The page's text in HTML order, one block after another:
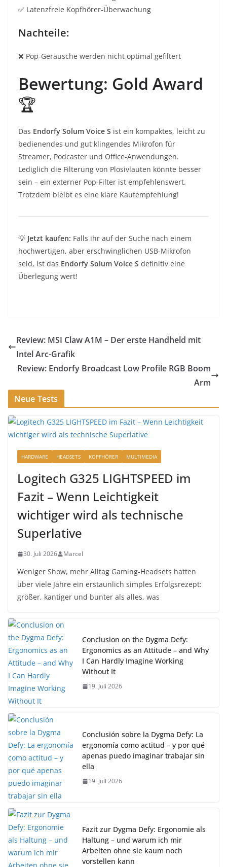
✅ Latenzfreie Kopfhörer-Überwachung
Nachteile:
❌ Pop-Geräusche werden nicht optimal gefiltert
Bewertung: Gold Award
🏆
Das Endorfy Solum Voice S ist ein kompaktes, leicht zu
bedienendes und gut klingendes Mikrofon für
Streamer, Podcaster und Office-Anwendungen.
Lediglich die Filterung von Plosivlauten könnte besser
sein – ein externer Pop-Filter ist empfehlenswert.
Trotzdem bleibt es eine klare Kaufempfehlung!
💡 Jetzt kaufen: Falls ihr auf der Suche nach einem
hochwertigen, aber erschwinglichen USB-Mikrofon
seid, ist das Endorfy Solum Voice S definitiv eine
Überlegung wert!
Review: MSI Claw A1M – Der erste Handheld mit
Intel Arc-Grafik
Review: Endorfy Broadcast Low Profile RGB Boom
Arm
Neue Tests
HARDWARE HEADSETS KOPFHÖRER MULTIMEDIA
Logitech G325 LIGHTSPEED im
Fazit – Wenn Leichtigkeit
wichtiger wird als technische
Superlative
30. Juli 2026 Marcel
Weniger Show, mehr Alltag Gaming-Headsets hatten
über viele Jahre ein erstaunlich simples Erfolgsrezept:
größer, kantiger und bunter als alles, was
Conclusion on the Dygma Defy:
Ergonomics as an Attitude – and Why
I Can Hardly Imagine Working
Without It
19. Juli 2026
Conclusión sobre la Dygma Defy: La
ergonomía como actitud – y por qué
apenas puedo imaginar trabajar sin
ella
19. Juli 2026
Fazit zur Dygma Defy: Ergonomie als
Haltung – und warum ich mir
Arbeiten ohne sie kaum noch
vorstellen kann